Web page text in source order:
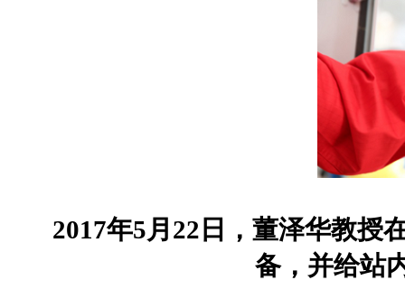
2017年5月22日，董泽华教授
备，并给站